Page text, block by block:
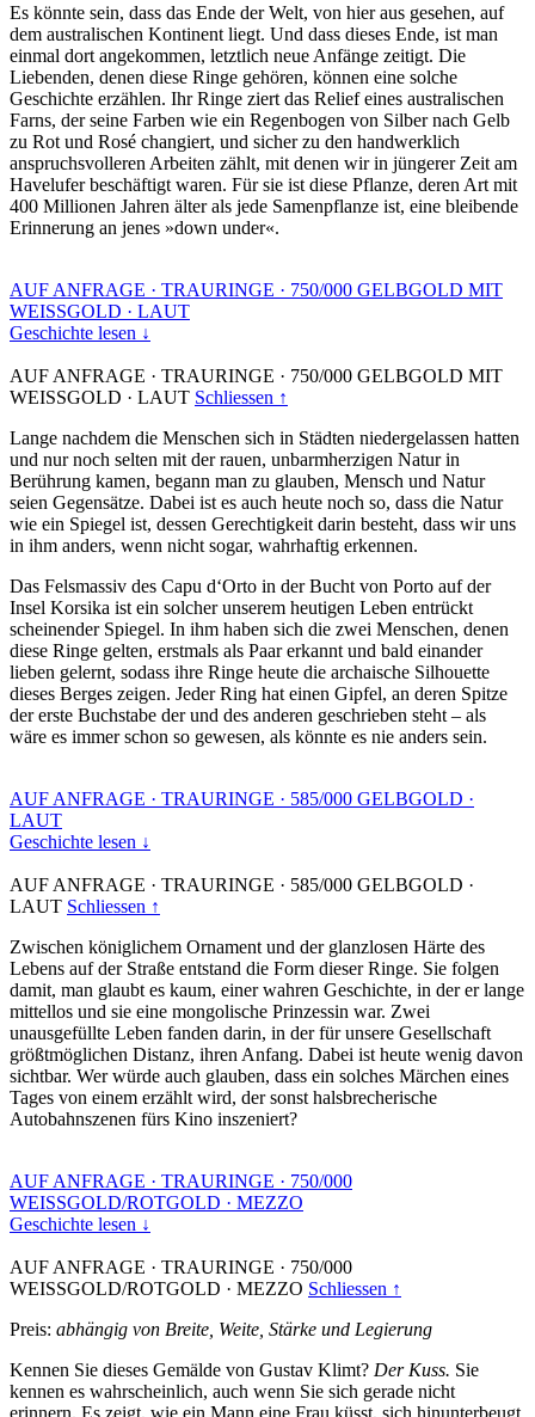
Es könnte sein, dass das Ende der Welt, von hier aus gesehen, auf
dem australischen Kontinent liegt. Und dass dieses Ende, ist man
einmal dort angekommen, letztlich neue Anfänge zeitigt. Die
Liebenden, denen diese Ringe gehören, können eine solche
Geschichte erzählen. Ihr Ringe ziert das Relief eines australischen
Farns, der seine Farben wie ein Regenbogen von Silber nach Gelb
zu Rot und Rosé changiert, und sicher zu den handwerklich
anspruchsvolleren Arbeiten zählt, mit denen wir in jüngerer Zeit am
Havelufer beschäftigt waren. Für sie ist diese Pflanze, deren Art mit
400 Millionen Jahren älter als jede Samenpflanze ist, eine bleibende
Erinnerung an jenes »down under«.
AUF ANFRAGE · TRAURINGE · 750/000 GELBGOLD MIT
WEISSGOLD · LAUT
Geschichte lesen ↓
AUF ANFRAGE · TRAURINGE · 750/000 GELBGOLD MIT
WEISSGOLD · LAUT Schliessen ↑
Lange nachdem die Menschen sich in Städten niedergelassen hatten
und nur noch selten mit der rauen, unbarmherzigen Natur in
Berührung kamen, begann man zu glauben, Mensch und Natur
seien Gegensätze. Dabei ist es auch heute noch so, dass die Natur
wie ein Spiegel ist, dessen Gerechtigkeit darin besteht, dass wir uns
in ihm anders, wenn nicht sogar, wahrhaftig erkennen.
Das Felsmassiv des Capu d‘Orto in der Bucht von Porto auf der
Insel Korsika ist ein solcher unserem heutigen Leben entrückt
scheinender Spiegel. In ihm haben sich die zwei Menschen, denen
diese Ringe gelten, erstmals als Paar erkannt und bald einander
lieben gelernt, sodass ihre Ringe heute die archaische Silhouette
dieses Berges zeigen. Jeder Ring hat einen Gipfel, an deren Spitze
der erste Buchstabe der und des anderen geschrieben steht – als
wäre es immer schon so gewesen, als könnte es nie anders sein.
AUF ANFRAGE · TRAURINGE · 585/000 GELBGOLD ·
LAUT
Geschichte lesen ↓
AUF ANFRAGE · TRAURINGE · 585/000 GELBGOLD ·
LAUT Schliessen ↑
Zwischen königlichem Ornament und der glanzlosen Härte des
Lebens auf der Straße entstand die Form dieser Ringe. Sie folgen
damit, man glaubt es kaum, einer wahren Geschichte, in der er lange
mittellos und sie eine mongolische Prinzessin war. Zwei
unausgefüllte Leben fanden darin, in der für unsere Gesellschaft
größtmöglichen Distanz, ihren Anfang. Dabei ist heute wenig davon
sichtbar. Wer würde auch glauben, dass ein solches Märchen eines
Tages von einem erzählt wird, der sonst halsbrecherische
Autobahnszenen fürs Kino inszeniert?
AUF ANFRAGE · TRAURINGE · 750/000
WEISSGOLD/ROTGOLD · MEZZO
Geschichte lesen ↓
AUF ANFRAGE · TRAURINGE · 750/000
WEISSGOLD/ROTGOLD · MEZZO Schliessen ↑
Preis: abhängig von Breite, Weite, Stärke und Legierung
Kennen Sie dieses Gemälde von Gustav Klimt? Der Kuss. Sie
kennen es wahrscheinlich, auch wenn Sie sich gerade nicht
erinnern. Es zeigt, wie ein Mann eine Frau küsst, sich hinunterbeugt